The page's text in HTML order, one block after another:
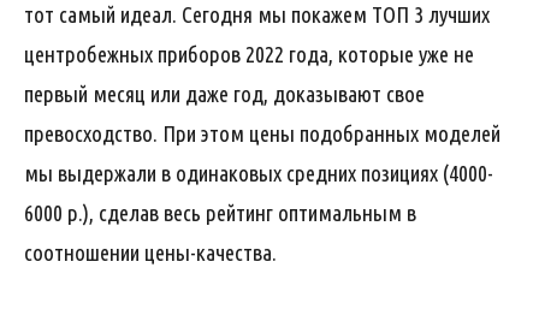
тот самый идеал. Сегодня мы покажем ТОП 3 лучших
центробежных приборов 2022 года, которые уже не
первый месяц или даже год, доказывают свое
превосходство. При этом цены подобранных моделей
мы выдержали в одинаковых средних позициях (4000-
6000 р.), сделав весь рейтинг оптимальным в
соотношении цены-качества.